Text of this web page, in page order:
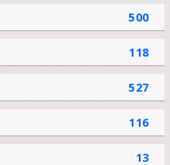
500
118
527
116
13